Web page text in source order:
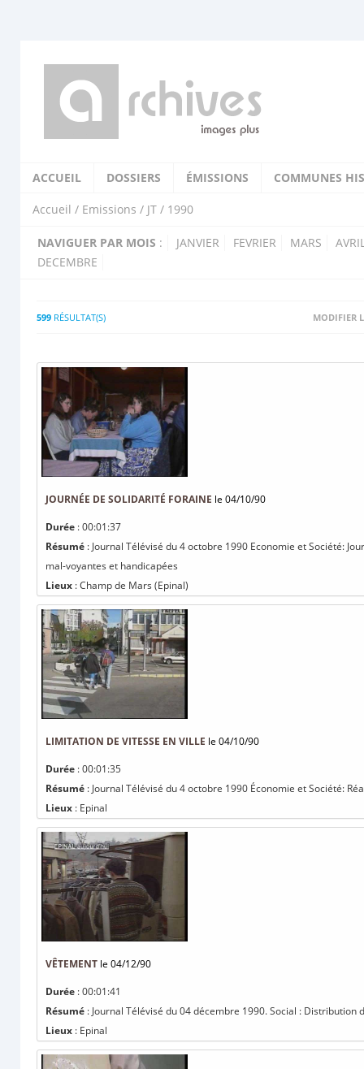
ACCUEIL DOSSIERS ÉMISSIONS COMMUNES
Accueil / Emissions / JT / 1990
NAVIGUER PAR MOIS : JANVIER FEVRIER MARS
DECEMBRE
599 RÉSULTAT(S) MODIFIER
JOURNÉE DE SOLIDARITÉ FORAINE le 04/10/90
Durée : 00:01:37
Résumé : Journal Télévisé du 4 octobre 1990 Economie et Société:
mal-voyantes et handicapées
Lieux : Champ de Mars (Epinal)
LIMITATION DE VITESSE EN VILLE le 04/10/90
Durée : 00:01:35
Résumé : Journal Télévisé du 4 octobre 1990 Économie et Société:
Lieux : Epinal
VÊTEMENT le 04/12/90
Durée : 00:01:41
Résumé : Journal Télévisé du 04 décembre 1990. Social : Distribution
Lieux : Epinal